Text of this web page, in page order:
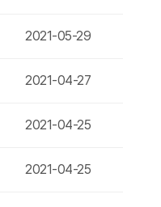
2021-05-29
2021-04-27
2021-04-25
2021-04-25